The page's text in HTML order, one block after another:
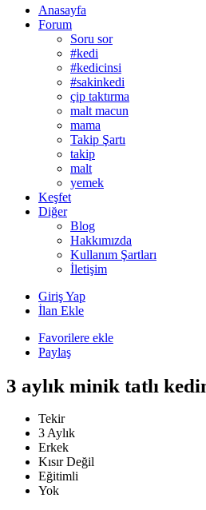
Anasayfa
Forum
Soru sor
#kedi
#kedicinsi
#sakinkedi
çip taktırma
malt macun
mama
Takip Şartı
takip
malt
yemek
Keşfet
Diğer
Blog
Hakkımızda
Kullanım Şartları
İletişim
Giriş Yap
İlan Ekle
Favorilere ekle
Paylaş
3 aylık minik tatlı
Tekir
3 Aylık
Erkek
Kısır Değil
Eğitimli
Yok